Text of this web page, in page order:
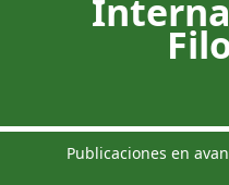
Publicaciones en